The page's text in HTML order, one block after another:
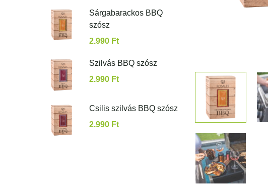
Sárgabarackos BBQ
szósz
2.990 Ft
Szilvás BBQ szósz
2.990 Ft
Csilis szilvás BBQ szósz
2.990 Ft